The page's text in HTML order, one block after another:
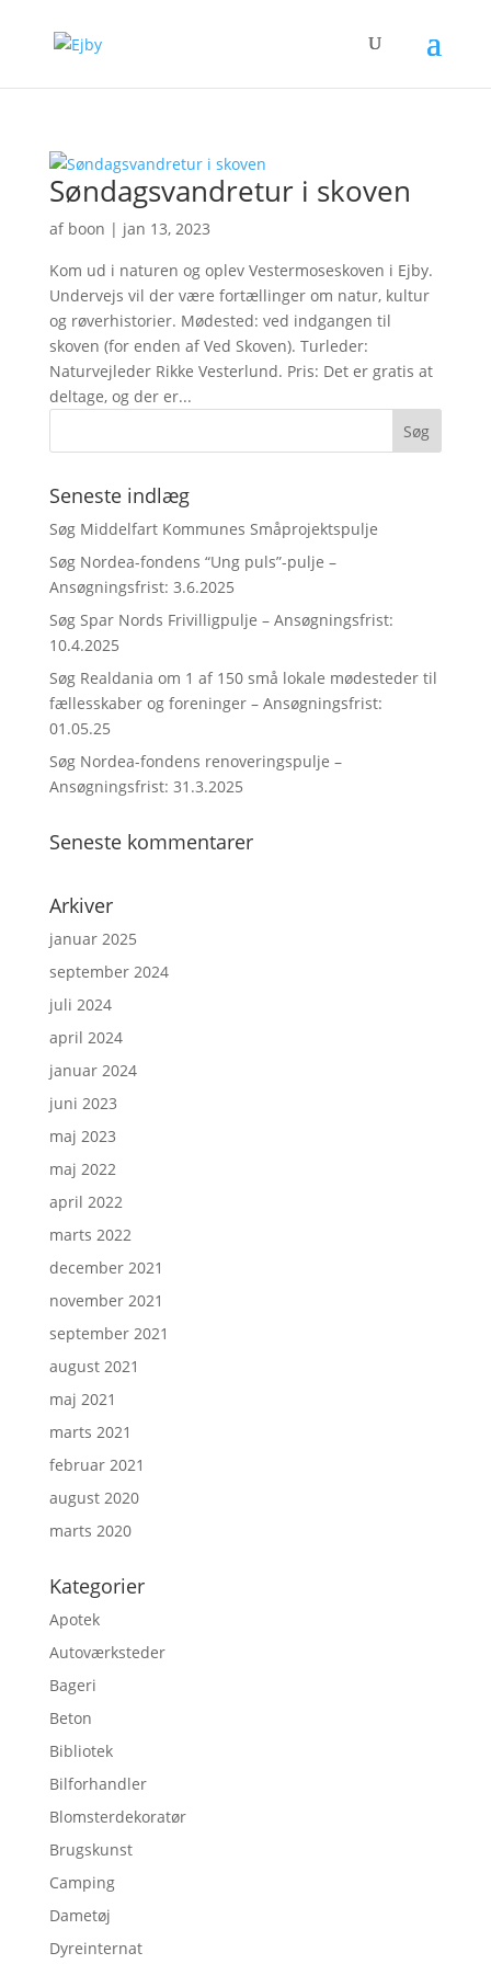
Søndagsvandretur i skoven
af boon | jan 13, 2023
Kom ud i naturen og oplev Vestermoseskoven i Ejby.
Undervejs vil der være fortællinger om natur, kultur
og røverhistorier. Mødested: ved indgangen til
skoven (for enden af Ved Skoven). Turleder:
Naturvejleder Rikke Vesterlund. Pris: Det er gratis at
deltage, og der er...
Seneste indlæg
Søg Middelfart Kommunes Småprojektspulje
Søg Nordea-fondens “Ung puls”-pulje –
Ansøgningsfrist: 3.6.2025
Søg Spar Nords Frivilligpulje – Ansøgningsfrist:
10.4.2025
Søg Realdania om 1 af 150 små lokale mødesteder til
fællesskaber og foreninger – Ansøgningsfrist:
01.05.25
Søg Nordea-fondens renoveringspulje –
Ansøgningsfrist: 31.3.2025
Seneste kommentarer
Arkiver
januar 2025
september 2024
juli 2024
april 2024
januar 2024
juni 2023
maj 2023
maj 2022
april 2022
marts 2022
december 2021
november 2021
september 2021
august 2021
maj 2021
marts 2021
februar 2021
august 2020
marts 2020
Kategorier
Apotek
Autoværksteder
Bageri
Beton
Bibliotek
Bilforhandler
Blomsterdekoratør
Brugskunst
Camping
Dametøj
Dyreinternat